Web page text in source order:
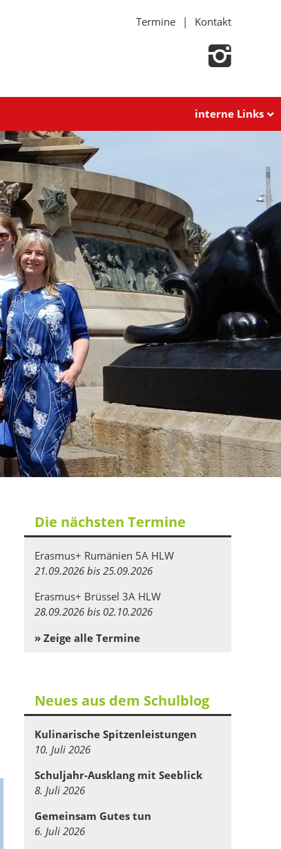
Termine Kontakt
interne Links
Die nächsten Termine
Erasmus+ Rumänien 5A HLW
21.09.2026 bis 25.09.2026
Erasmus+ Brüssel 3A HLW
28.09.2026 bis 02.10.2026
» Zeige alle Termine
Neues aus dem Schulblog
Kulinarische Spitzenleistungen
10. Juli 2026
Schuljahr-Ausklang mit Seeblick
8. Juli 2026
Gemeinsam Gutes tun
6. Juli 2026